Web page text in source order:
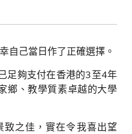
自己當日作了正確選擇。
足夠支付在香港的3至4年
鄉、教學質素卓越的大學
致之佳，實在令我喜出望